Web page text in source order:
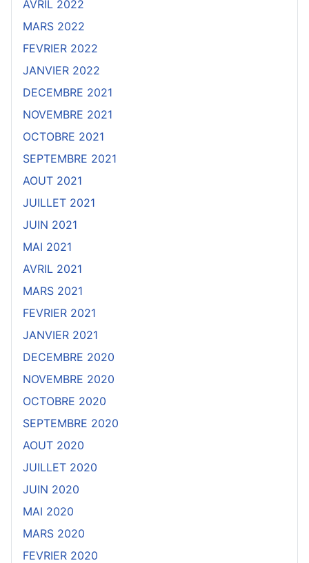
AVRIL 2022
MARS 2022
FEVRIER 2022
JANVIER 2022
DECEMBRE 2021
NOVEMBRE 2021
OCTOBRE 2021
SEPTEMBRE 2021
AOUT 2021
JUILLET 2021
JUIN 2021
MAI 2021
AVRIL 2021
MARS 2021
FEVRIER 2021
JANVIER 2021
DECEMBRE 2020
NOVEMBRE 2020
OCTOBRE 2020
SEPTEMBRE 2020
AOUT 2020
JUILLET 2020
JUIN 2020
MAI 2020
MARS 2020
FEVRIER 2020